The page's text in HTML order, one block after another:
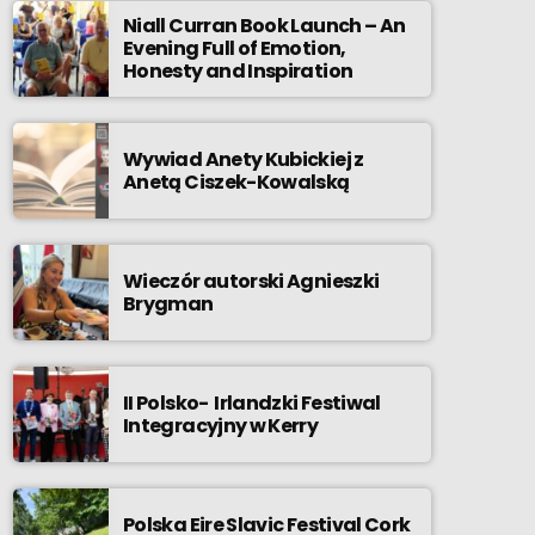
Niall Curran Book Launch – An
Evening Full of Emotion,
Honesty and Inspiration
Wywiad Anety Kubickiej z
Anetą Ciszek-Kowalską
Wieczór autorski Agnieszki
Brygman
II Polsko- Irlandzki Festiwal
Integracyjny w Kerry
Polska Eire Slavic Festival Cork